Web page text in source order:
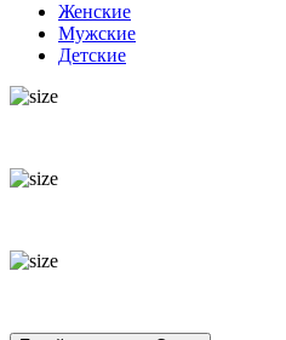
Женские
Мужские
Детские